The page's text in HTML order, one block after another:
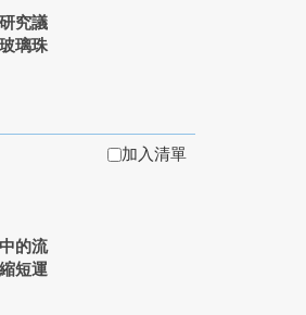
究議
璃珠
的流
短運
加入清單